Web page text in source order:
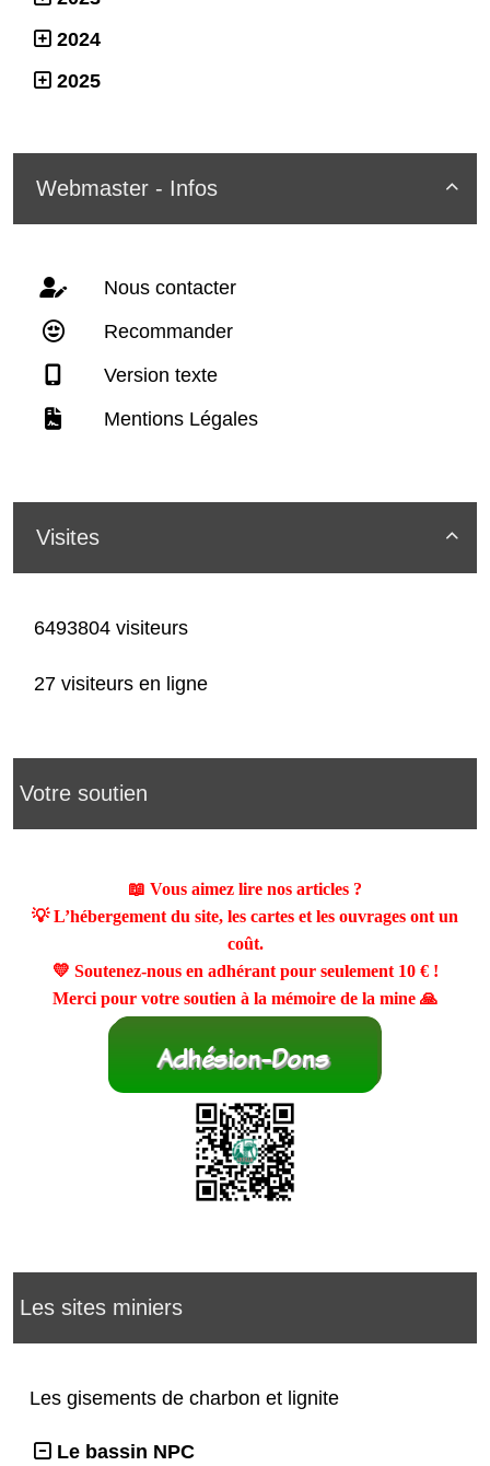
2024
2025

Webmaster - Infos
Nous contacter
Recommander
Version texte
Mentions Légales

Visites
6493804 visiteurs
27 visiteurs en ligne
Votre soutien
📖 Vous aimez lire nos articles ?
💡 L’hébergement du site, les cartes et les ouvrages ont un
coût.
💛 Soutenez-nous en adhérant pour seulement 10 €!
Merci pour votre soutien à la mémoire de la mine 🙏
Les sites miniers
Les gisements de charbon et lignite
Le bassin NPC